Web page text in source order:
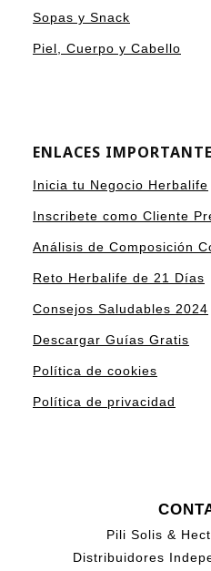
Sopas y Snack
Piel, Cuerpo y Cabello
ENLACES
Inicia tu Negocio Herbalife
Inscribete como Cliente
Análisis de Composición
Reto Herbalife de 21 Días
Consejos Saludables 2024
Descargar Guías Gratis
Política de cookies
Política de privacidad
Pili Solis &
Distribuidores